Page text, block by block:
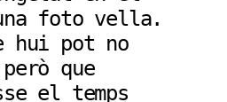
foto vella.
hui pot no
que
el temps